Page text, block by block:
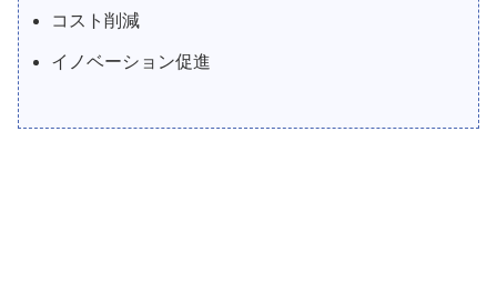
コスト削減
イノベーション促進